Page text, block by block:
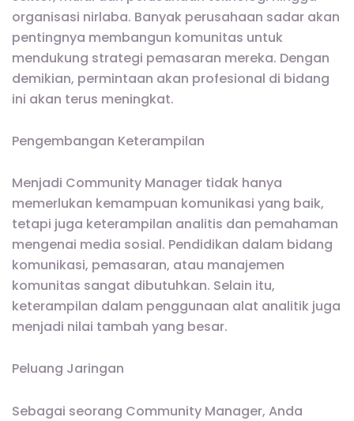
organisasi nirlaba. Banyak perusahaan sadar akan
pentingnya membangun komunitas untuk
mendukung strategi pemasaran mereka. Dengan
demikian, permintaan akan profesional di bidang
ini akan terus meningkat.
Pengembangan Keterampilan
Menjadi Community Manager tidak hanya
memerlukan kemampuan komunikasi yang baik,
tetapi juga keterampilan analitis dan pemahaman
mengenai media sosial. Pendidikan dalam bidang
komunikasi, pemasaran, atau manajemen
komunitas sangat dibutuhkan. Selain itu,
keterampilan dalam penggunaan alat analitik juga
menjadi nilai tambah yang besar.
Peluang Jaringan
Sebagai seorang Community Manager, Anda